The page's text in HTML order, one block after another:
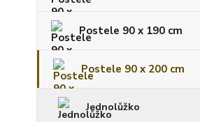
Postele 90 x 190 cm
Postele 90 x 200 cm
Jednolůžko